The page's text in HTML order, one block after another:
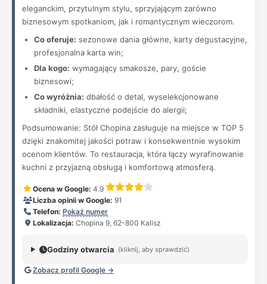
eleganckim, przytulnym stylu, sprzyjającym zarówno
biznesowym spotkaniom, jak i romantycznym wieczorom.
Co oferuje: sezonowe dania główne, karty degustacyjne,
profesjonalna karta win;
Dla kogo: wymagający smakosze, pary, goście
biznesowi;
Co wyróżnia: dbałość o detal, wyselekcjonowane
składniki, elastyczne podejście do alergii;
Podsumowanie: Stół Chopina zasługuje na miejsce w TOP 5
dzięki znakomitej jakości potraw i konsekwentnie wysokim
ocenom klientów. To restauracja, która łączy wyrafinowanie
kuchni z przyjazną obsługą i komfortową atmosferą.
Ocena w Google: 4.9
Liczba opinii w Google: 91
Telefon: Pokaż numer
Lokalizacja: Chopina 9, 62-800 Kalisz
Godziny otwarcia (kliknij, aby sprawdzić)
Zobacz profil Google →